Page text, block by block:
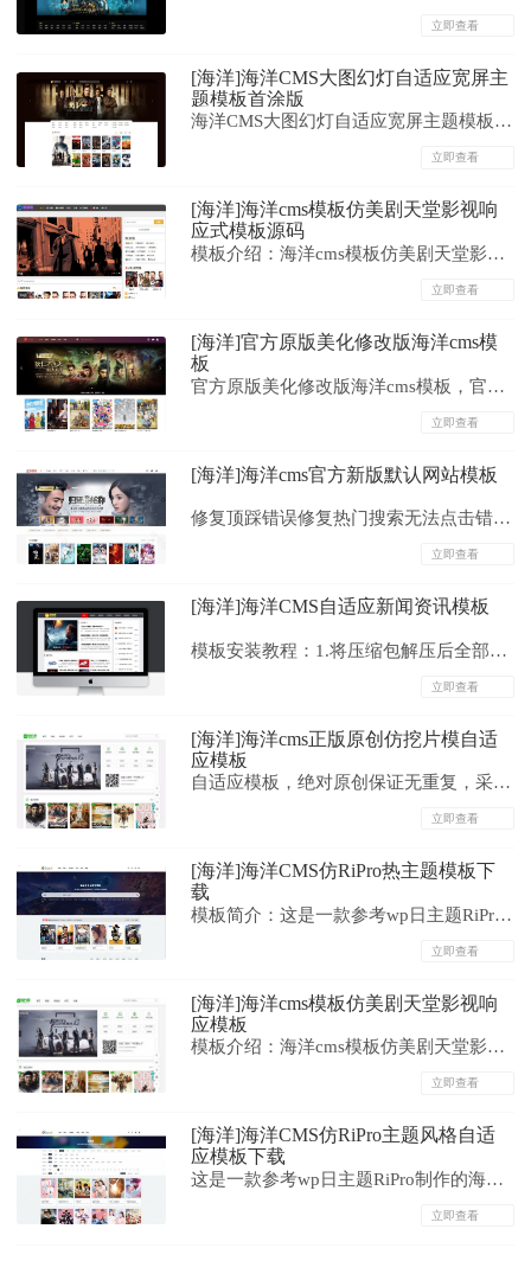
千元定制版，客户要求弄个下载站的模板
色，布局和排版结构更适合下载站使用，
增加了播放列表也可以做播放站使用；经
立即查看
[海洋]海洋CMS大图幻灯自适应宽屏主
题模板首涂版
海洋CMS大图幻灯自适应宽屏主题模板首
立即查看
[海洋]海洋cms模板仿美剧天堂影视响
应式模板源码
模板介绍：海洋cms模板仿美剧天堂影视
模板,页面精简大气，SEO布局不错，极致
立即查看
[海洋]官方原版美化修改版海洋cms模
板
官方原版美化修改版海洋cms模板，官方
V10.7版本自带原模板，完美无错，自适
立即查看
[海洋]海洋cms官方新版默认网站模板
修复顶踩错误修复热门搜索无法点击错误
增加视频地图页模板2019-8-1222:50更
2019-8-1221:55更新：...
立即查看
[海洋]海洋CMS自适应新闻资讯模板
模板安装教程：1.将压缩包解压后全部文
件上传至网页服务器或空间根目录后2.请
安装3.安装完毕后为了安全请删除安装目
录4.后台默认目录为/admin5.登陆后台-系
立即查看
[海洋]海洋cms正版原创仿挖片模自适
应模板
自适应模板，绝对原创保证无重复，采用
海洋CMS系统，海洋首发，因为自适应的
和复杂的功能，整体风格简洁实用；模板
采用了bootstrap框架和swiper插件，无其
他JS插件，加载速度快，兼容各种主流设
立即查看
[海洋]海洋CMS仿RiPro热主题模板下
载
模板简介：这是一款参考wp日主题RiPro
制作的海洋cms模板，自适应多终端，支
行研究，安装方法也都一样的，不会看精
准像素以前发的帖子就行。模板截图：...
立即查看
[海洋]海洋cms模板仿美剧天堂影视响
应模板
模板介绍：海洋cms模板仿美剧天堂影视
模板,页面精简大气，SEO布局不错，极致
护。 &...
立即查看
[海洋]海洋CMS仿RiPro主题风格自适
应模板下载
这是一款参考wp日主题RiPro制作的海洋
cms模板，自适应多终端，支持夜间模式
立即查看